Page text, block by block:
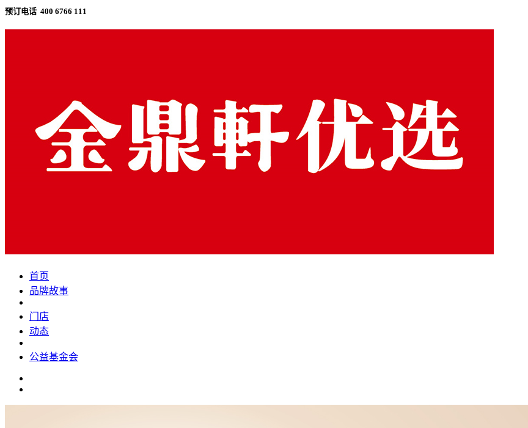
预订电话 400 6766 111
首页
品牌故事
门店
动态
公益基金会